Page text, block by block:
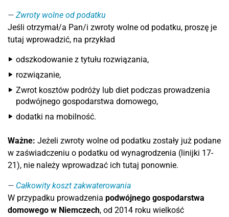
Zwroty wolne od podatku
Jeśli otrzymał/a Pan/i zwroty wolne od podatku, proszę je
tutaj wprowadzić, na przykład
odszkodowanie z tytułu rozwiązania,
rozwiązanie,
Zwrot kosztów podróży lub diet podczas prowadzenia
podwójnego gospodarstwa domowego,
dodatki na mobilność.
Ważne: Jeżeli zwroty wolne od podatku zostały już podane
w zaświadczeniu o podatku od wynagrodzenia (linijki 17-
21), nie należy wprowadzać ich tutaj ponownie.
Całkowity koszt zakwaterowania
W przypadku prowadzenia podwójnego gospodarstwa
domowego w Niemczech, od 2014 roku wielkość